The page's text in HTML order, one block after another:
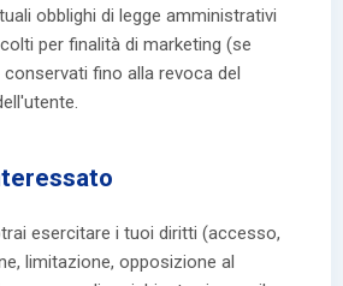
obblighi di legge amministrativi
per finalità di marketing (se
fino alla revoca del
esercitare i tuoi diritti (accesso,
limitazione, opposizione al